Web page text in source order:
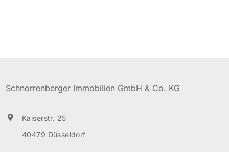
Ein separater Kellerraum […]
Schnorrenberger Immobilien GmbH & Co. KG
Kaiserstr. 25
40479 Düsseldorf